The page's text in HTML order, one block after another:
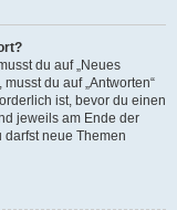
du auf „Neues
du auf „Antworten“
ist, bevor du einen
jeweils am Ende der
darfst neue Themen